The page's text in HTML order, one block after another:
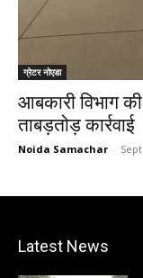
ग्रेटर नोएडा
आबकारी विभाग
ताबड़तोड़ कार्रवाई
Noida Samachar -
Latest News